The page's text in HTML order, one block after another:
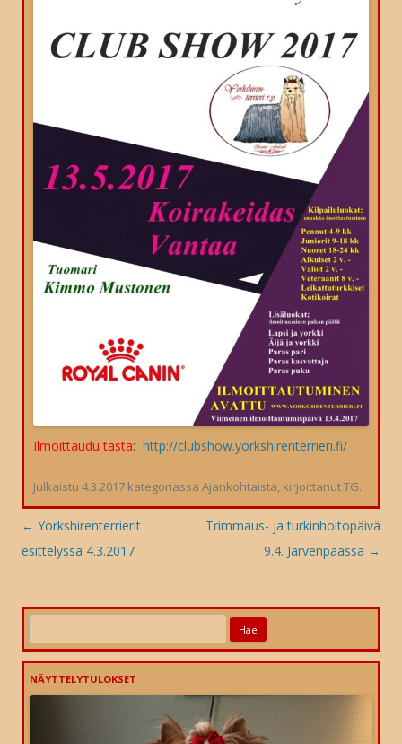
Ilmoittaudu tästä: http://clubshow.yorkshirenterrieri.fi/
Julkaistu 4.3.2017 kategoriassa Ajankohtaista, kirjoittanutTG.
Artikkelien
selaus
← Yorkshirenterrierit
esittelyssä 4.3.2017
Trimmaus- ja turkinhoitopäivä
9.4. Järvenpäässä →
NÄYTTELYTULOKSET